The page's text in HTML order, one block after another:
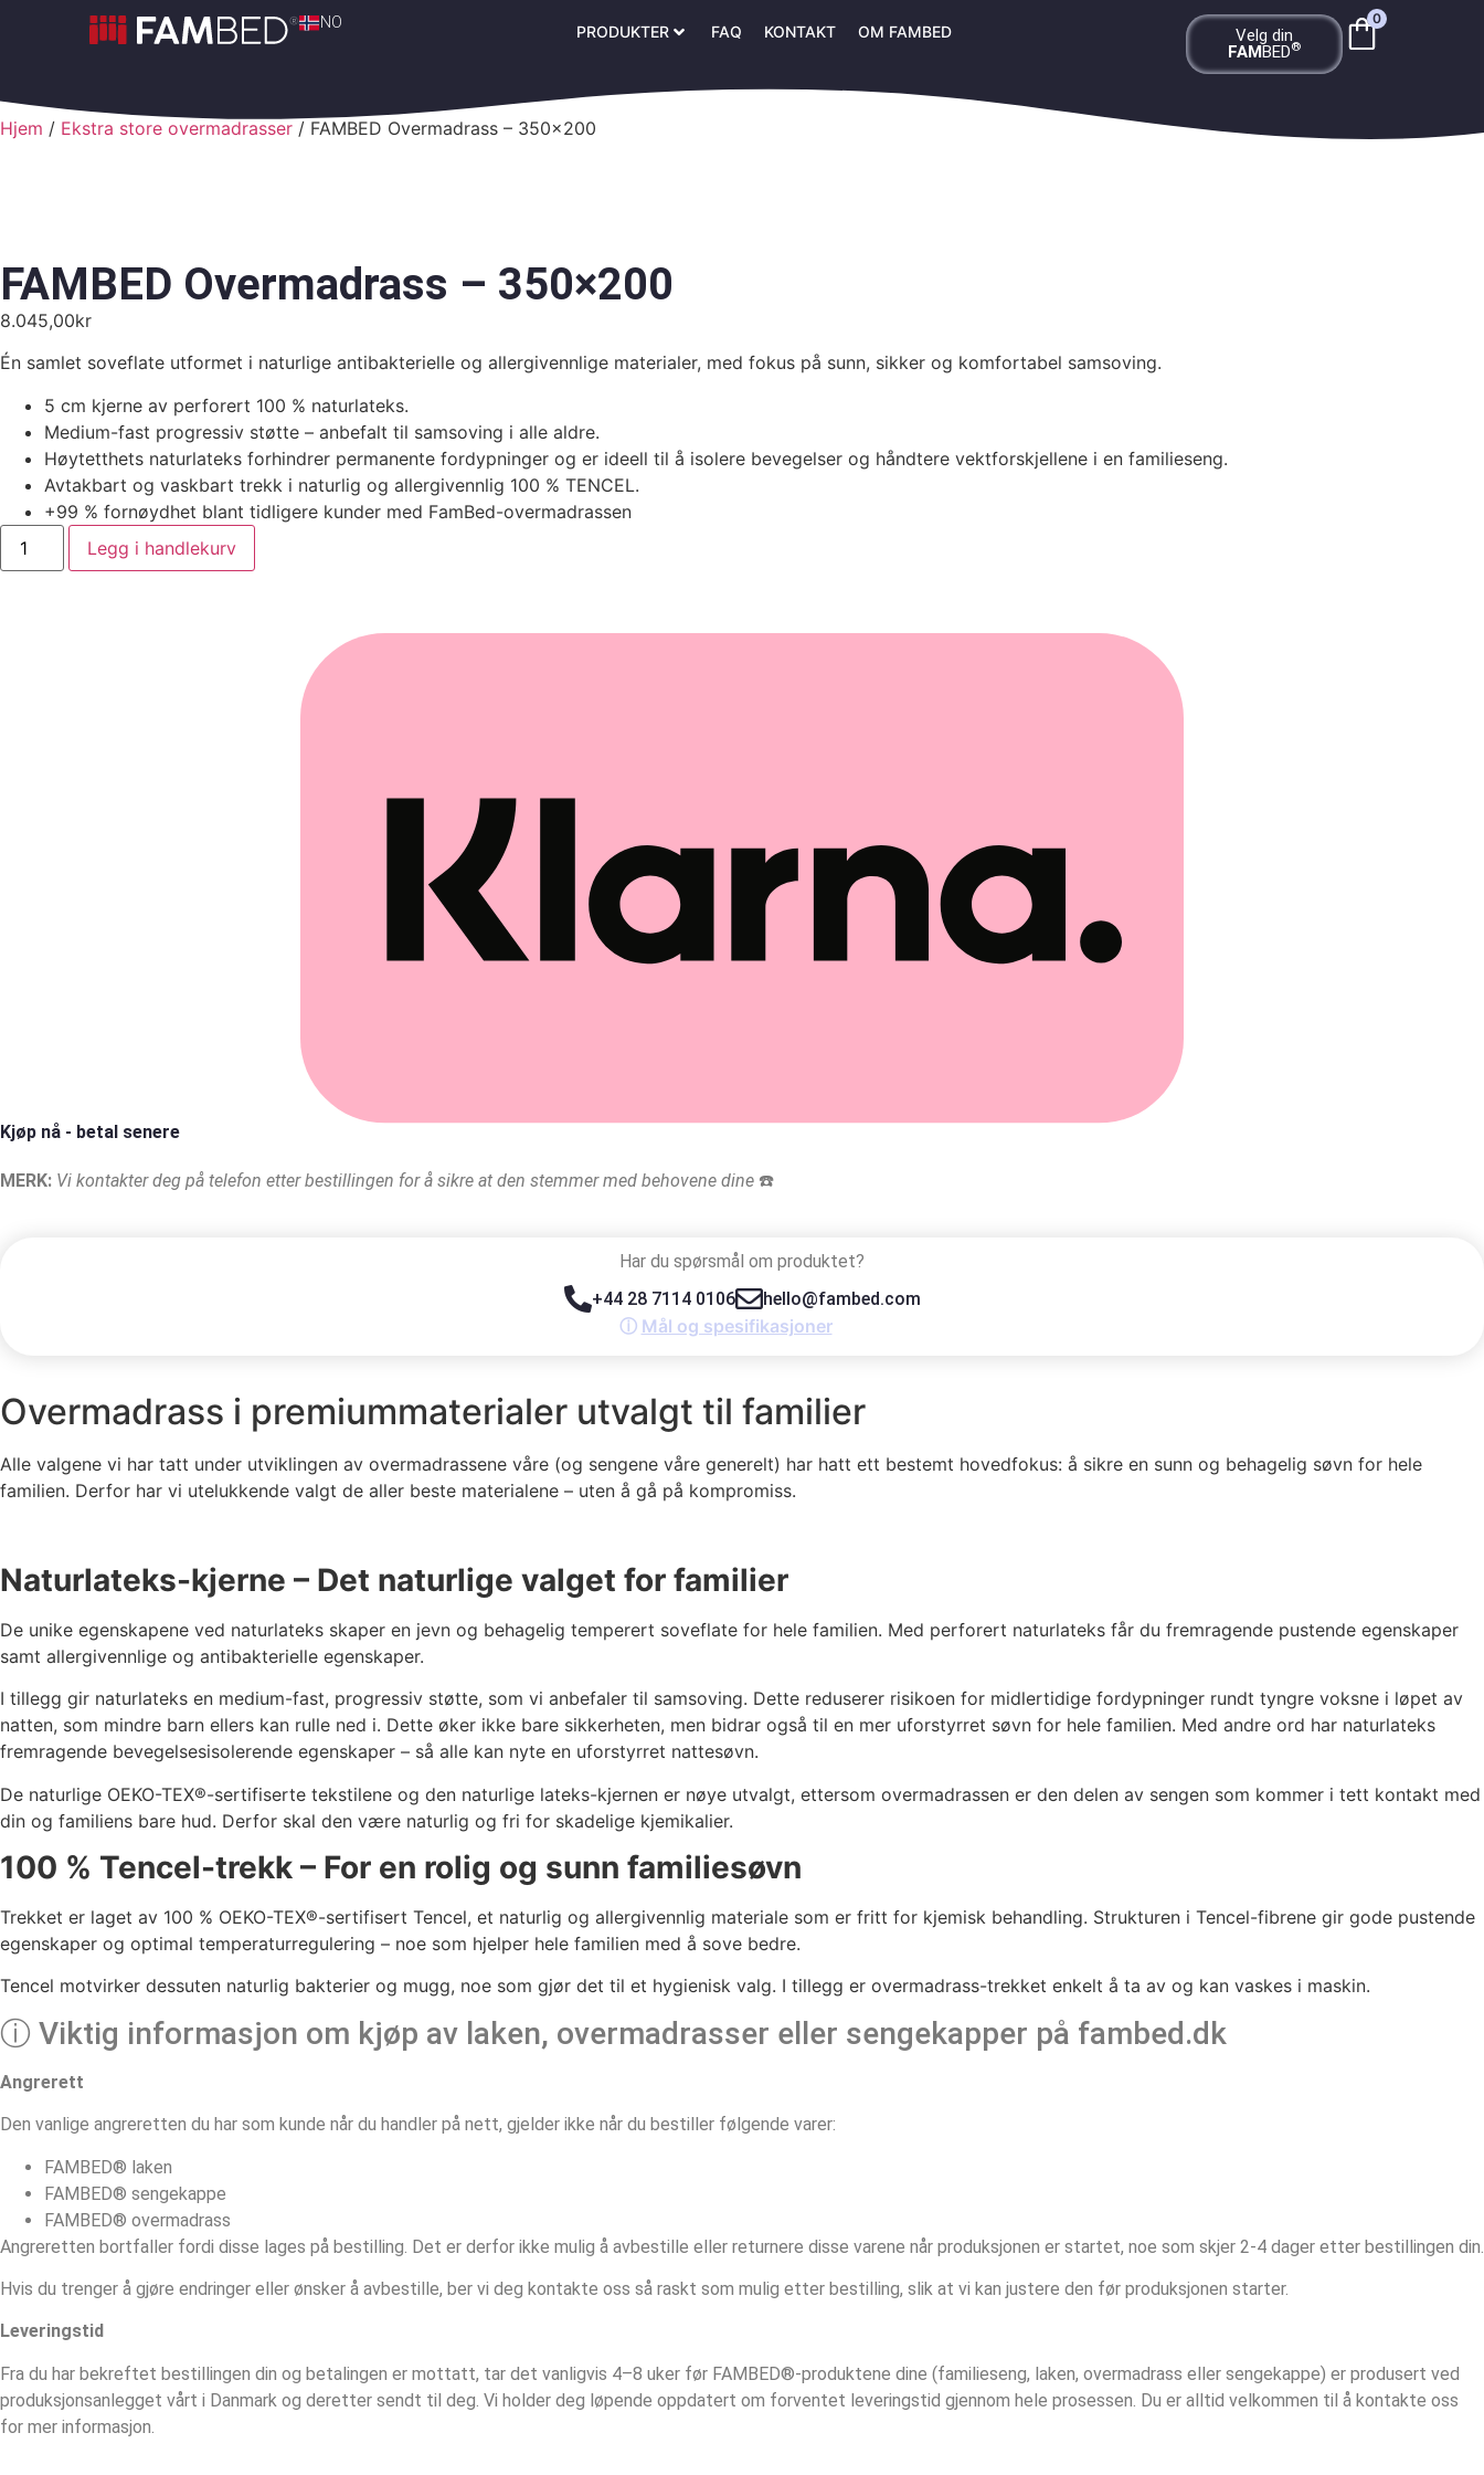
NO PRODUKTER FAQ KONTAKT OM FAMBED
Velg din
FAMBED®
0
Hjem / Ekstra store overmadrasser / FAMBED Overmadrass – 350×200
FAMBED Overmadrass – 350×200
8.045,00kr
Én samlet soveflate utformet i naturlige antibakterielle og allergivennlige materialer, med fokus på sunn, sikker og komfortabel samsoving.
5 cm kjerne av perforert 100 % naturlateks.
Medium-fast progressiv støtte – anbefalt til samsoving i alle aldre.
Høytetthets naturlateks forhindrer permanente fordypninger og er ideell til å isolere bevegelser og håndtere vektforskjellene i en familieseng.
Avtakbart og vaskbart trekk i naturlig og allergivennlig 100 % TENCEL.
+99 % fornøydhet blant tidligere kunder med FamBed-overmadrassen
Legg i handlekurv
Kjøp nå - betal senere
MERK: Vi kontakter deg på telefon etter bestillingen for å sikre at den stemmer med behovene dine ☎️
Har du spørsmål om produktet?
+44 28 7114 0106
hello@fambed.com
ⓘ Mål og spesifikasjoner
Overmadrass i premiummaterialer utvalgt til familier
Alle valgene vi har tatt under utviklingen av overmadrassene våre (og sengene våre generelt) har hatt ett bestemt hovedfokus: å sikre en sunn og behagelig søvn for hele
familien. Derfor har vi utelukkende valgt de aller beste materialene – uten å gå på kompromiss.
Naturlateks-kjerne – Det naturlige valget for familier
De unike egenskapene ved naturlateks skaper en jevn og behagelig temperert soveflate for hele familien. Med perforert naturlateks får du fremragende pustende egenskaper
samt allergivennlige og antibakterielle egenskaper.
I tillegg gir naturlateks en medium-fast, progressiv støtte, som vi anbefaler til samsoving. Dette reduserer risikoen for midlertidige fordypninger rundt tyngre voksne i løpet av
natten, som mindre barn ellers kan rulle ned i. Dette øker ikke bare sikkerheten, men bidrar også til en mer uforstyrret søvn for hele familien. Med andre ord har naturlateks
fremragende bevegelsesisolerende egenskaper – så alle kan nyte en uforstyrret nattesøvn.
De naturlige OEKO-TEX®-sertifiserte tekstilene og den naturlige lateks-kjernen er nøye utvalgt, ettersom overmadrassen er den delen av sengen som kommer i tett kontakt med
din og familiens bare hud. Derfor skal den være naturlig og fri for skadelige kjemikalier.
100 % Tencel-trekk – For en rolig og sunn familiesøvn
Trekket er laget av 100 % OEKO-TEX®-sertifisert Tencel, et naturlig og allergivennlig materiale som er fritt for kjemisk behandling. Strukturen i Tencel-fibrene gir gode pustende
egenskaper og optimal temperaturregulering – noe som hjelper hele familien med å sove bedre.
Tencel motvirker dessuten naturlig bakterier og mugg, noe som gjør det til et hygienisk valg. I tillegg er overmadrass-trekket enkelt å ta av og kan vaskes i maskin.
ⓘ Viktig informasjon om kjøp av laken, overmadrasser eller sengekapper på fambed.dk
Angrerett
Den vanlige angreretten du har som kunde når du handler på nett, gjelder ikke når du bestiller følgende varer:
FAMBED® laken
FAMBED® sengekappe
FAMBED® overmadrass
Angreretten bortfaller fordi disse lages på bestilling. Det er derfor ikke mulig å avbestille eller returnere disse varene når produksjonen er startet, noe som skjer 2-4 dager etter bestillingen din.
Hvis du trenger å gjøre endringer eller ønsker å avbestille, ber vi deg kontakte oss så raskt som mulig etter bestilling, slik at vi kan justere den før produksjonen starter.
Leveringstid
Fra du har bekreftet bestillingen din og betalingen er mottatt, tar det vanligvis 4–8 uker før FAMBED®-produktene dine (familieseng, laken, overmadrass eller sengekappe) er produsert ved
produksjonsanlegget vårt i Danmark og deretter sendt til deg. Vi holder deg løpende oppdatert om forventet leveringstid gjennom hele prosessen. Du er alltid velkommen til å kontakte oss
for mer informasjon.